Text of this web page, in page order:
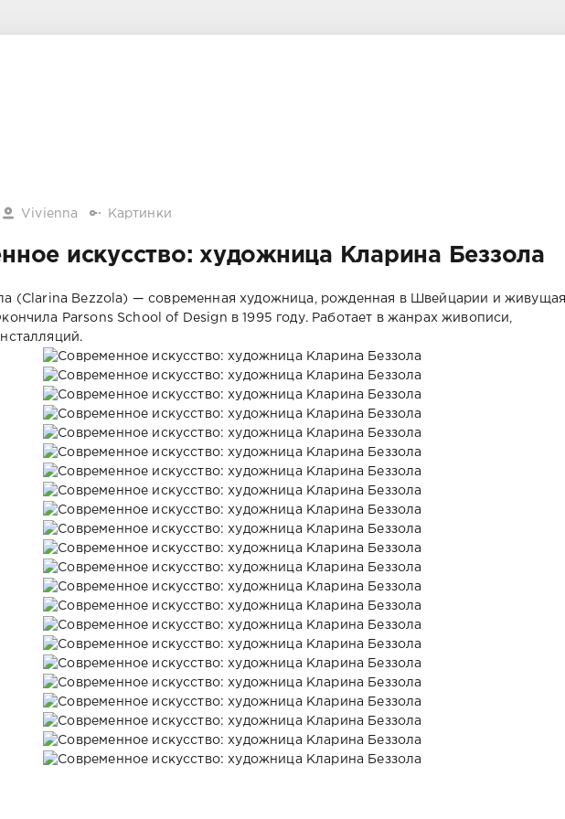
Vivienna Картинки
искусство: художница Кларина Беззола
(Clarina Bezzola) — современная художница, рожденная в Швейцарии и живущая
Parsons School of Design в 1995 году. Работает в жанрах живописи,